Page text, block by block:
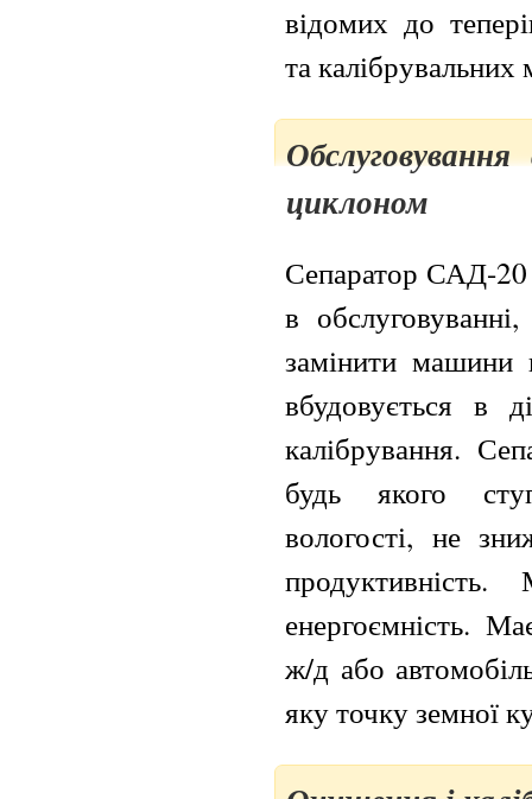
відомих до
та
циклоном
Сепаратор САД-
в
замінити машини
вбудовується в
калібрування.
будь якого
вологості, не
енергоємність.
ж/д або
яку точку земної